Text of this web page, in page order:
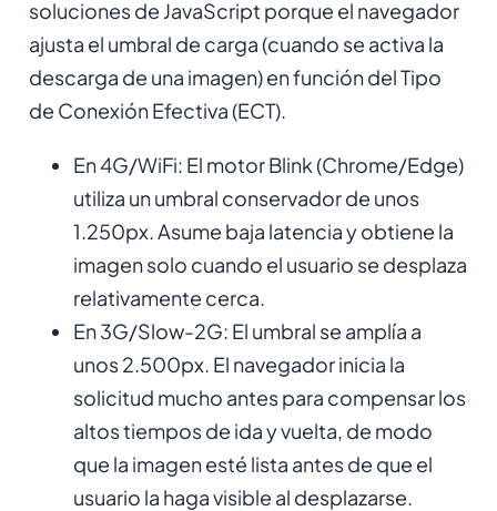
soluciones de JavaScript porque el navegador
ajusta el umbral de carga (cuando se activa la
descarga de una imagen) en función del Tipo
de Conexión Efectiva (ECT).
En 4G/WiFi: El motor Blink (Chrome/Edge)
utiliza un umbral conservador de unos
1.250px. Asume baja latencia y obtiene la
imagen solo cuando el usuario se desplaza
relativamente cerca.
En 3G/Slow-2G: El umbral se amplía a
unos 2.500px. El navegador inicia la
solicitud mucho antes para compensar los
altos tiempos de ida y vuelta, de modo
que la imagen esté lista antes de que el
usuario la haga visible al desplazarse.